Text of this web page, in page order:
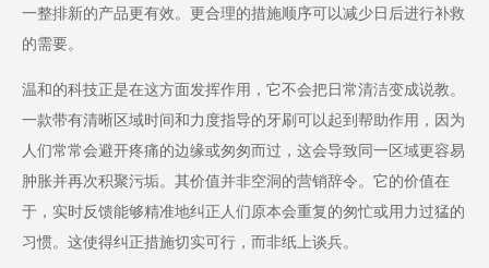
一整排新的产品更有效。更合理的措施顺序可以减少日后进行补救
的需要。
温和的科技正是在这方面发挥作用，它不会把日常清洁变成说教。
一款带有清晰区域时间和力度指导的牙刷可以起到帮助作用，因为
人们常常会避开疼痛的边缘或匆匆而过，这会导致同一区域更容易
肿胀并再次积聚污垢。其价值并非空洞的营销辞令。它的价值在
于，实时反馈能够精准地纠正人们原本会重复的匆忙或用力过猛的
习惯。这使得纠正措施切实可行，而非纸上谈兵。